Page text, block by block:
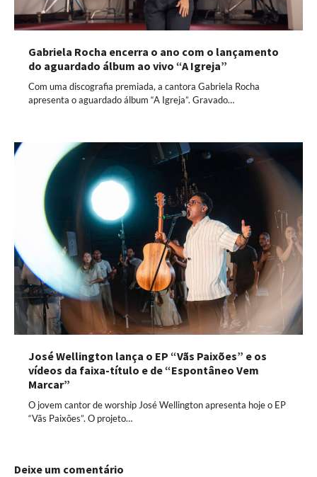
Gabriela Rocha encerra o ano com o lançamento
do aguardado álbum ao vivo “A Igreja”
Com uma discografia premiada, a cantora Gabriela Rocha
apresenta o aguardado álbum “A Igreja”. Gravado…
José Wellington lança o EP “Vãs Paixões” e os
vídeos da faixa-título e de “Espontâneo Vem
Marcar”
O jovem cantor de worship José Wellington apresenta hoje o EP
“Vãs Paixões”. O projeto…
Deixe um comentário